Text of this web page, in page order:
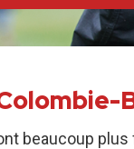
beaucoup